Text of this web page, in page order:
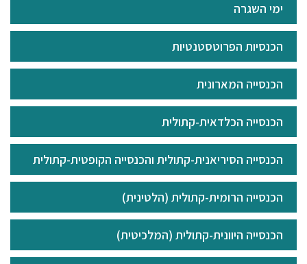
ימי השגרה
הכנסיות הפרוטסטנטיות
הכנסייה המארונית
הכנסייה הכלדאית-קתולית
הכנסייה הסיריאנית-קתולית והכנסייה הקופטית-קתולית
הכנסייה הרומית-קתולית (הלטינית)
הכנסייה היוונית-קתולית (המלכיטית)